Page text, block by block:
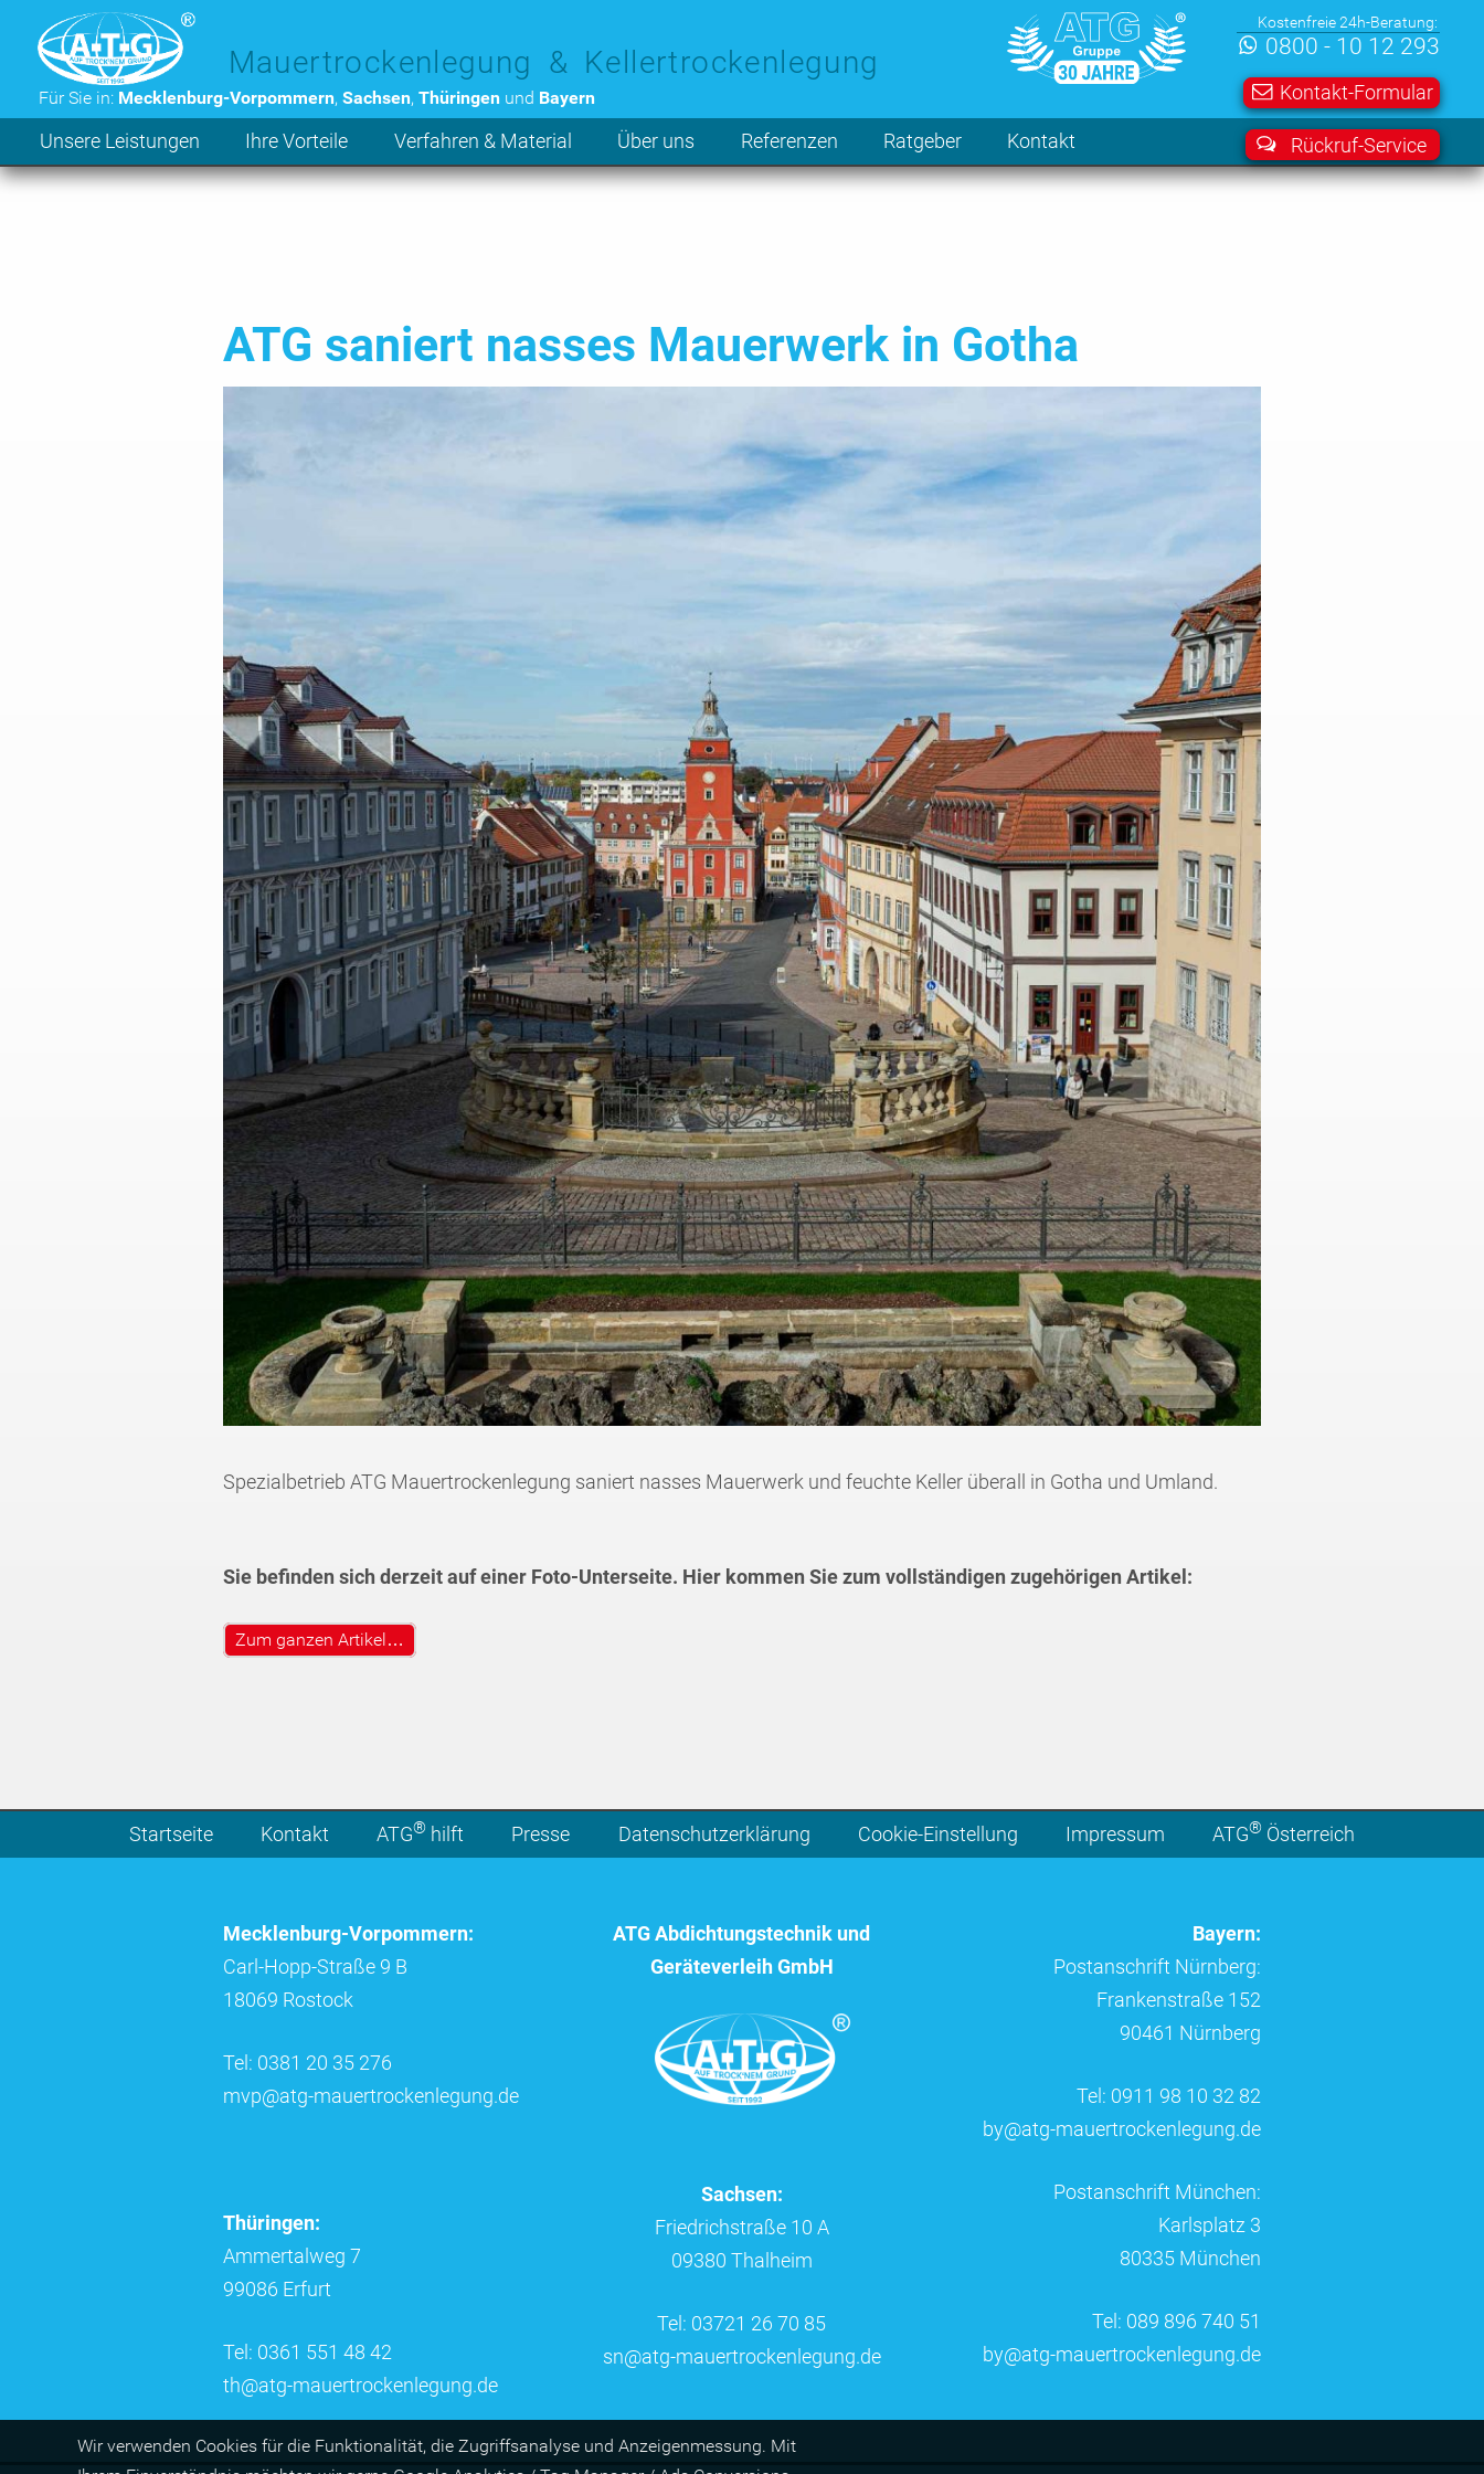
Zum Hauptinhalt der Seite
Mauertrockenlegung & Kellertrockenlegung
Für Sie in: Mecklenburg-Vorpommern, Sachsen, Thüringenund Bayern
Kostenfreie 24h-Beratung:
0800 - 10 12 293
Kontakt-Formular
Unsere Leistungen Ihre Vorteile Verfahren & Material Über uns Referenzen Ratgeber Kontakt Rückruf-Service
ATG saniert nasses Mauerwerk in Gotha
Spezialbetrieb ATG Mauertrockenlegung saniert nasses Mauerwerk und feuchte Keller überall in Gotha und Umland.
Sie befinden sich derzeit auf einer Foto-Unterseite. Hier kommen Sie zum vollständigen zugehörigen Artikel:
Zum ganzen Artikel…
Startseite Kontakt ATG® hilft Presse Datenschutzerklärung Cookie-Einstellung Impressum ATG® Österreich
Mecklenburg-Vorpommern:
Carl-Hopp-Straße 9 B
18069 Rostock
Tel: 0381 20 35 276
mvp@atg-mauertrockenlegung.de
Thüringen:
Ammertalweg 7
99086 Erfurt
Tel: 0361 551 48 42
th@atg-mauertrockenlegung.de
ATG Abdichtungstechnik und
Geräteverleih GmbH
Sachsen:
Friedrichstraße 10 A
09380 Thalheim
Tel: 03721 26 70 85
sn@atg-mauertrockenlegung.de
Bayern:
Postanschrift Nürnberg:
Frankenstraße 152
90461 Nürnberg
Tel: 0911 98 10 32 82
by@atg-mauertrockenlegung.de
Postanschrift München:
Karlsplatz 3
80335 München
Tel: 089 896 740 51
by@atg-mauertrockenlegung.de
Wir ver­wen­den Cookies für die Funktio­na­lität, die Zugriffs­ana­lyse und Anzei­gen­mes­sung. Mit